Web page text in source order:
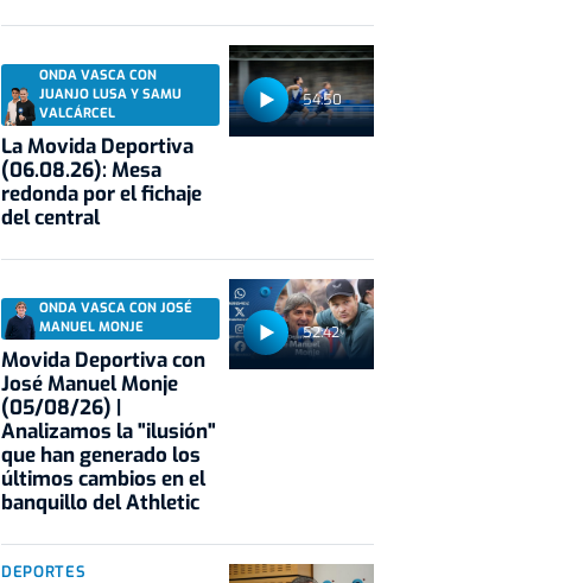
54:50
ONDA VASCA CON
JUANJO LUSA Y SAMU
VALCÁRCEL
La Movida Deportiva
(06.08.26): Mesa
redonda por el fichaje
del central
52:42
ONDA VASCA CON JOSÉ
MANUEL MONJE
Movida Deportiva con
José Manuel Monje
(05/08/26) |
Analizamos la "ilusión"
que han generado los
últimos cambios en el
banquillo del Athletic
DEPORTES